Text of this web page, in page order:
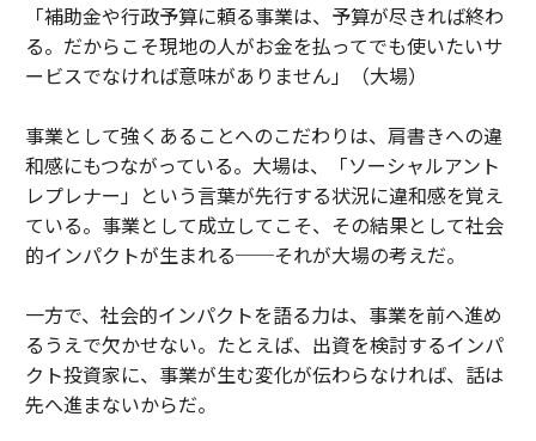
「補助金や行政予算に頼る事業は、予算が尽きれば終わ
る。だからこそ現地の人がお金を払ってでも使いたいサ
ービスでなければ意味がありません」（大場）
事業として強くあることへのこだわりは、肩書きへの違
和感にもつながっている。大場は、「ソーシャルアント
レプレナー」という言葉が先行する状況に違和感を覚え
ている。事業として成立してこそ、その結果として社会
的インパクトが生まれる──それが大場の考えだ。
一方で、社会的インパクトを語る力は、事業を前へ進め
るうえで欠かせない。たとえば、出資を検討するインパ
クト投資家に、事業が生む変化が伝わらなければ、話は
先へ進まないからだ。